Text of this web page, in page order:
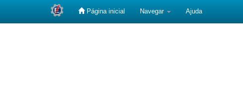
Página inicial Navegar Ajuda